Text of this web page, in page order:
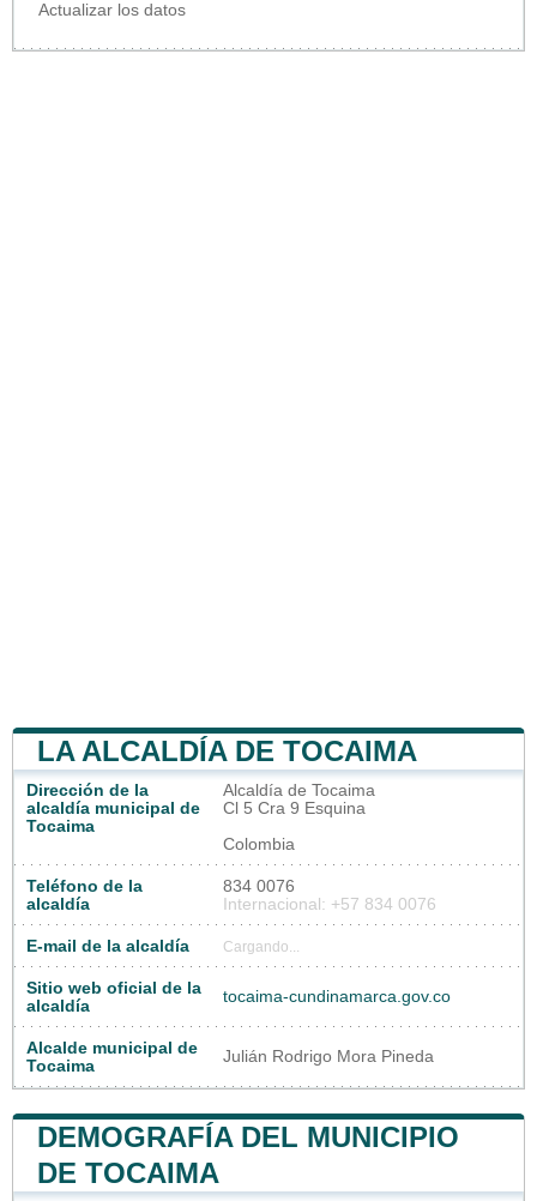
Actualizar los datos
LA ALCALDÍA DE TOCAIMA
Dirección de la
alcaldía municipal de
Tocaima
Alcaldía de Tocaima
Cl 5 Cra 9 Esquina
Colombia
Teléfono de la
alcaldía
834 0076
Internacional: +57 834 0076
E-mail de la alcaldía Cargando...
Sitio web oficial de la
alcaldía
tocaima-cundinamarca.gov.co
Alcalde municipal de
Tocaima
Julián Rodrigo Mora Pineda
DEMOGRAFÍA DEL MUNICIPIO
DE TOCAIMA